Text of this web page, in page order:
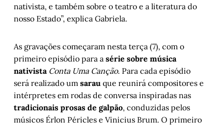
nativista, e também sobre o teatro e a literatura do
nosso Estado”, explica Gabriela.
As gravações começaram nesta terça (7), com o
primeiro episódio para a série sobre música
nativista Conta Uma Canção. Para cada episódio
será realizado um sarau que reunirá compositores e
intérpretes em rodas de conversa inspiradas nas
tradicionais prosas de galpão, conduzidas pelos
músicos Érlon Péricles e Vinicius Brum. O primeiro